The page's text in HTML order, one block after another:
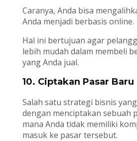
Caranya, Anda bisa
Anda menjadi berbasis online.
Hal ini bertujuan agar
lebih mudah dalam membeli
yang Anda jual.
10. Ciptakan Pasar Baru
Salah satu strategi bisnis
dengan menciptakan sebuah
mana Anda tidak memiliki
masuk ke pasar tersebut.